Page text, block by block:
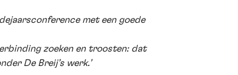
met een goede
zoeken en troosten: dat
De Breij’s werk.’